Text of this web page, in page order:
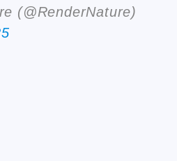
(@RenderNature)